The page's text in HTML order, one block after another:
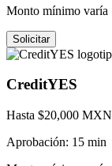
Monto mínimo varía
Solicitar
CreditYES
Hasta $20,000 MXN
Aprobación: 15 min